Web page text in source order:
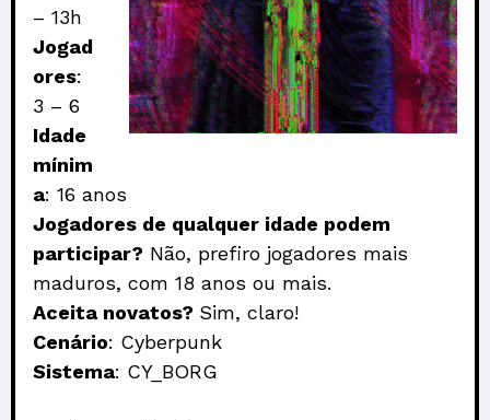
– 13h
Jogad
ores:
3 – 6
Idade
mínim
a: 16 anos
Jogadores de qualquer idade podem
participar? Não, prefiro jogadores mais
maduros, com 18 anos ou mais.
Aceita novatos? Sim, claro!
Cenário: Cyberpunk
Sistema: CY_BORG